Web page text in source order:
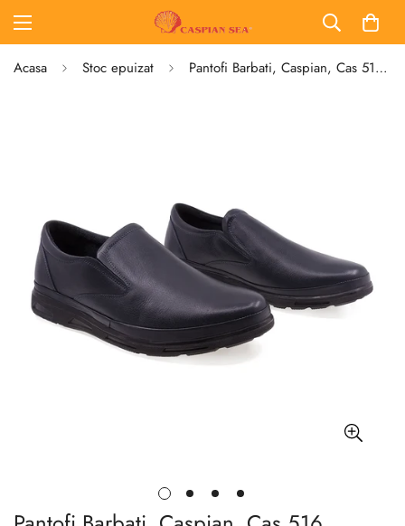
Acasa Stoc epuizat Pantofi Barbati, Caspian, Cas 516, Casual, Piele Naturala, Bleumarin